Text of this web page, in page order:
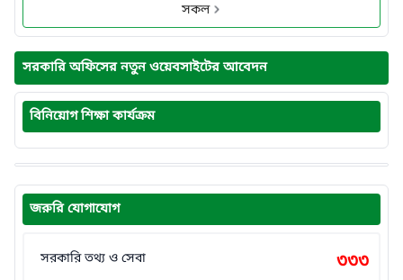
সকল
সরকারি অফিসের নতুন ওয়েবসাইটের আবেদন
বিনিয়োগ শিক্ষা কার্যক্রম
জরুরি যোগাযোগ
সরকারি তথ্য ও সেবা ৩৩৩